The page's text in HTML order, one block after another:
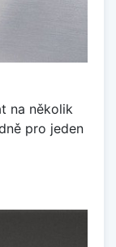
na několik
pro jeden